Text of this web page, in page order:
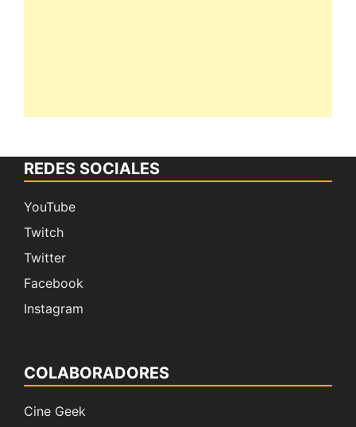
REDES SOCIALES
YouTube
Twitch
Twitter
Facebook
Instagram
COLABORADORES
Cine Geek